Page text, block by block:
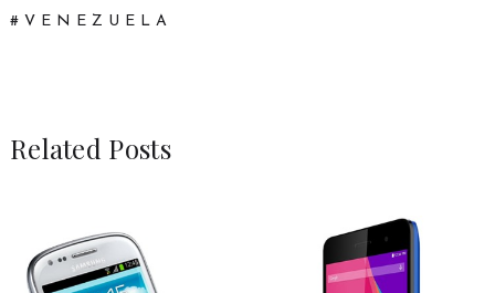
VENEZUELA
Related Posts